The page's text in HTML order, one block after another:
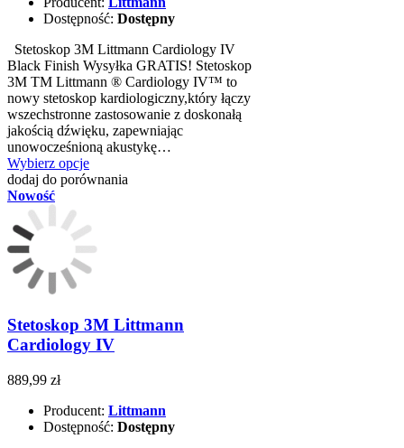
Dostępność: Dostępny
Stetoskop 3M Littmann Cardiology IV
Black Finish Wysyłka GRATIS! Stetoskop
3M TM Littmann ® Cardiology IV™ to
nowy stetoskop kardiologiczny,który łączy
wszechstronne zastosowanie z doskonałą
jakością dźwięku, zapewniając
unowocześnioną akustykę…
Wybierz opcje
dodaj do porównania
Nowość
Stetoskop 3M Littmann
Cardiology IV
889,99 zł
Producent: Littmann
Dostępność: Dostępny